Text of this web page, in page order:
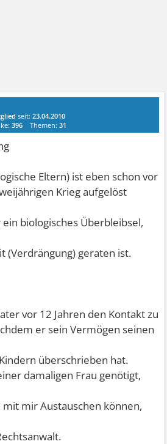
seit:23.04.2010
396 Themen:31
Eltern) ist eben schon vor
Krieg aufgelöst
biologisches Überbleibsel,
(Verdrängung) geraten ist.
vor 12 Jahren den Kontakt zu
er sein Vermögen seinen
überschrieben hat.
damaligen Frau genötigt,
mir Austauschen können,